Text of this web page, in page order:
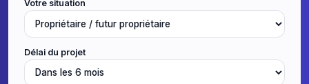
Votre situation
Délai du projet